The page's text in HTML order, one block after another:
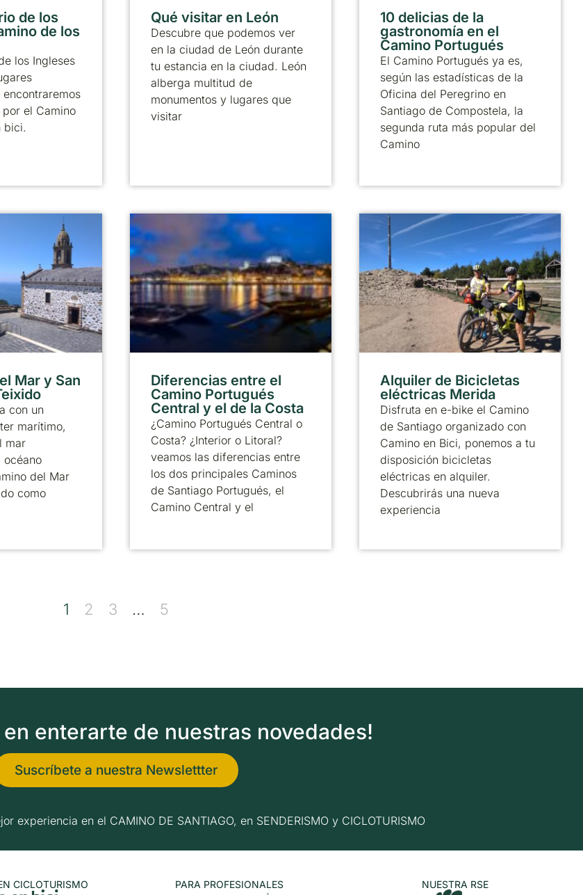
de los
de los
los Ingleses
el Camino
bici.
Qué visitar en León
Descubre que podemos ver
en la ciudad de León durante
tu estancia en la ciudad. León
alberga multitud de
monumentos y lugares que
visitar
10 delicias de la
gastronomía en el
Camino Portugués
El Camino Portugués ya es,
según las estadísticas de la
Oficina del Peregrino en
Santiago de Compostela, la
segunda ruta más popular del
Camino
Mar y San
con un
marítimo,
mar
océano
del Mar
como
Diferencias entre el
Camino Portugués
Central y el de la Costa
¿Camino Portugués Central o
Costa? ¿Interior o Litoral?
veamos las diferencias entre
los dos principales Caminos
de Santiago Portugués, el
Camino Central y el
Alquiler de Bicicletas
eléctricas Merida
Disfruta en e-bike el Camino
de Santiago organizado con
Camino en Bici, ponemos a tu
disposición bicicletas
eléctricas en alquiler.
Descubrirás una nueva
experiencia
1 2 3 … 5
en enterarte de nuestras novedades!
Suscríbete a nuestra Newslettter
experiencia en el CAMINO DE SANTIAGO, en SENDERISMO y CICLOTURISMO
CICLOTURISMO PARA PROFESIONALES NUESTRA RSE